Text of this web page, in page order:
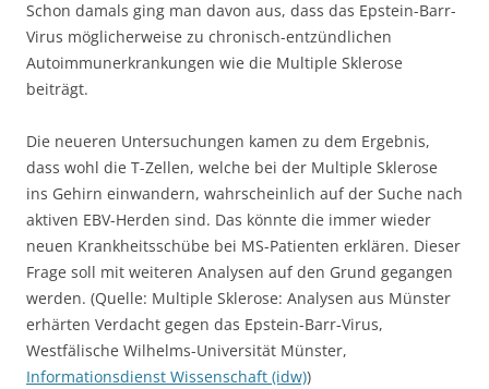
Schon damals ging man davon aus, dass das Epstein-Barr-
Virus möglicherweise zu chronisch-entzündlichen
Autoimmunerkrankungen wie die Multiple Sklerose
beiträgt.
Die neueren Untersuchungen kamen zu dem Ergebnis,
dass wohl die T-Zellen, welche bei der Multiple Sklerose
ins Gehirn einwandern, wahrscheinlich auf der Suche nach
aktiven EBV-Herden sind. Das könnte die immer wieder
neuen Krankheitsschübe bei MS-Patienten erklären. Dieser
Frage soll mit weiteren Analysen auf den Grund gegangen
werden. (Quelle: Multiple Sklerose: Analysen aus Münster
erhärten Verdacht gegen das Epstein-Barr-Virus,
Westfälische Wilhelms-Universität Münster,
Informationsdienst Wissenschaft (idw))